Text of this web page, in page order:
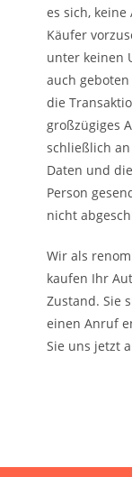
es sich,
Käufer
unter keinen
auch
die
großzügiges
schließlich
Daten und
Person
nicht
Wir als
kaufen Ihr
Zustand. Sie
einen Anruf
Sie uns jetzt